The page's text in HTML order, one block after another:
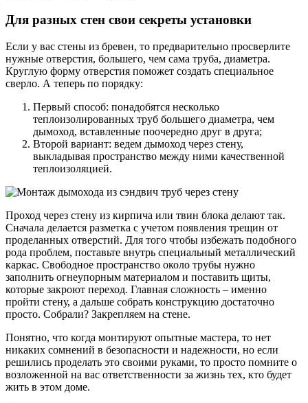
Для разных стен свои секреты установки
Если у вас стены из бревен, то предварительно просверлите
нужные отверстия, большего, чем сама труба, диаметра.
Круглую форму отверстия поможет создать специальное
сверло. А теперь по порядку:
Первый способ: понадобятся несколько
теплоизолированных труб большего диаметра, чем
дымоход, вставленные поочередно друг в друга;
Второй вариант: ведем дымоход через стену,
выкладывая пространство между ними качественной
теплоизоляцией.
Проход через стену из кирпича или твин блока делают так.
Сначала делается разметка с учетом появления трещин от
проделанных отверстий. Для того чтобы избежать подобного
рода проблем, поставьте внутрь специальный металлический
каркас. Свободное пространство около трубы нужно
заполнить огнеупорным материалом и поставить щиты,
которые закроют переход. Главная сложность – именно
пройти стену, а дальше собрать конструкцию достаточно
просто. Собрали? Закрепляем на стене.
Понятно, что когда монтируют опытные мастера, то нет
никаких сомнений в безопасности и надежности, но если
решились проделать это своими руками, то просто помните о
возложенной на вас ответственности за жизнь тех, кто будет
жить в этом доме.